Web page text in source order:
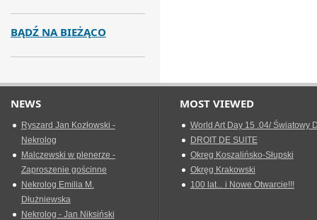
BĄDŹ NA BIEŻĄCO
NEWS
Ryszard Jan Kozłowski -
Nekrolog
Malczewski w plenerze -
Zaproszenie gościnne
Nekrolog Emilia M.
Dłużniewska
Nekrolog - Jan Niksiński
MOST VIEWED
World Art Day 15 .04/ Światowy
DROIT DE SUITE
Okreg Koszalińsko-Słupski
Okręg Krakowski
100 lat... i Nowe Otwarcie!!!